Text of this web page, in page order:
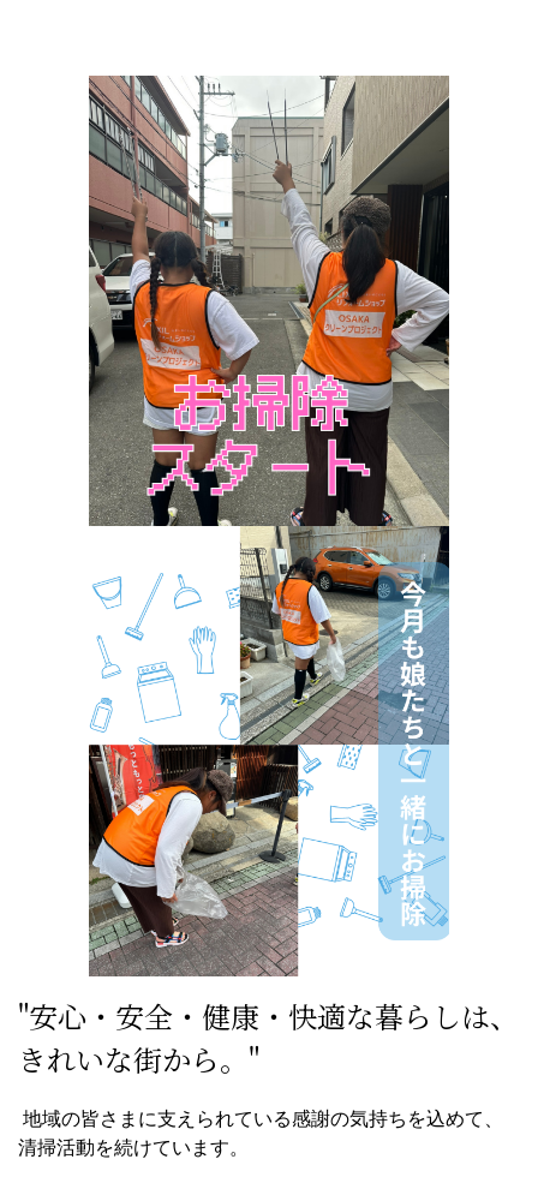
"安心・安全・健康・快適な暮らしは、
きれいな街から。"
地域の皆さまに支えられている感謝の気持ちを込めて、
清掃活動を続けています。